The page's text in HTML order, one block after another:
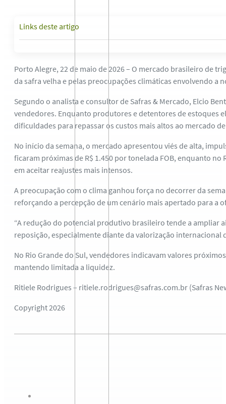
Links deste artigo
Porto Alegre, 22 de maio de 2026 – O mercado brasileiro de
da safra velha e pelas preocupações climáticas envolvendo a
Segundo o analista e consultor de Safras & Mercado, Elcio
vendedores. Enquanto produtores e detentores de estoques
dificuldades para repassar os custos mais altos ao mercado
No início da semana, o mercado apresentou viés de alta,
ficaram próximas de R$ 1.450 por tonelada FOB, enquanto
em aceitar reajustes mais intensos.
A preocupação com o clima ganhou força no decorrer da
reforçando a percepção de um cenário mais apertado para a
“A redução do potencial produtivo brasileiro tende a ampliar
reposição, especialmente diante da valorização internacional
No Rio Grande do Sul, vendedores indicavam valores
mantendo limitada a liquidez.
Ritiele Rodrigues – ritiele.rodrigues@safras.com.br (Safras
Copyright 2026